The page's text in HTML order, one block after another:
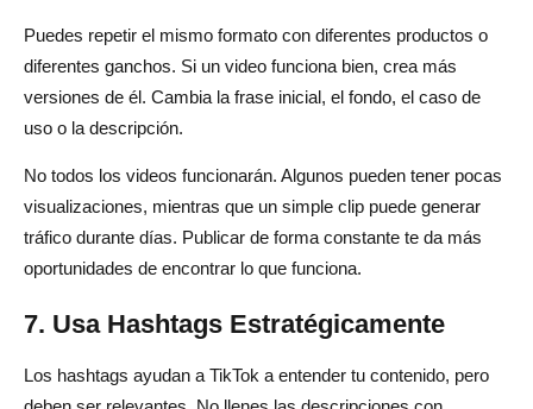
Puedes repetir el mismo formato con diferentes productos o
diferentes ganchos. Si un video funciona bien, crea más
versiones de él. Cambia la frase inicial, el fondo, el caso de
uso o la descripción.
No todos los videos funcionarán. Algunos pueden tener pocas
visualizaciones, mientras que un simple clip puede generar
tráfico durante días. Publicar de forma constante te da más
oportunidades de encontrar lo que funciona.
7. Usa Hashtags Estratégicamente
Los hashtags ayudan a TikTok a entender tu contenido, pero